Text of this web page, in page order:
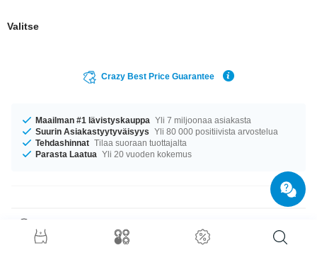
Valitse
Crazy Best Price Guarantee
Maailman #1 lävistyskauppa Yli 7 miljoonaa asiakasta
Suurin Asiakastyytyväisyys Yli 80 000 positiivista arvostelua
Tehdashinnat Tilaa suoraan tuottajalta
Parasta Laatua Yli 20 vuoden kokemus
Ball closure-renkaat kuuluvat ehdottomasti lävistyskorujen klassikoihin.